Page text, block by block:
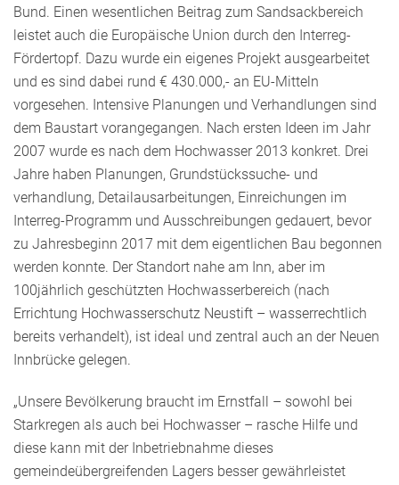
Bund. Einen wesentlichen Beitrag zum Sandsackbereich
leistet auch die Europäische Union durch den Interreg-
Fördertopf. Dazu wurde ein eigenes Projekt ausgearbeitet
und es sind dabei rund € 430.000,- an EU-Mitteln
vorgesehen. Intensive Planungen und Verhandlungen sind
dem Baustart vorangegangen. Nach ersten Ideen im Jahr
2007 wurde es nach dem Hochwasser 2013 konkret. Drei
Jahre haben Planungen, Grundstückssuche- und
verhandlung, Detailausarbeitungen, Einreichungen im
Interreg-Programm und Ausschreibungen gedauert, bevor
zu Jahresbeginn 2017 mit dem eigentlichen Bau begonnen
werden konnte. Der Standort nahe am Inn, aber im
100jährlich geschützten Hochwasserbereich (nach
Errichtung Hochwasserschutz Neustift – wasserrechtlich
bereits verhandelt), ist ideal und zentral auch an der Neuen
Innbrücke gelegen.
„Unsere Bevölkerung braucht im Ernstfall – sowohl bei
Starkregen als auch bei Hochwasser – rasche Hilfe und
diese kann mit der Inbetriebnahme dieses
gemeindeübergreifenden Lagers besser gewährleistet